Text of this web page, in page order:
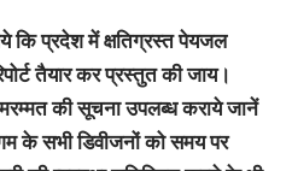
कि प्रदेश में क्षतिग्रस्त पेयजल
तैयार कर प्रस्तुत की जाय।
की सूचना उपलब्ध कराये जानें
के सभी डिवीजनों को समय पर